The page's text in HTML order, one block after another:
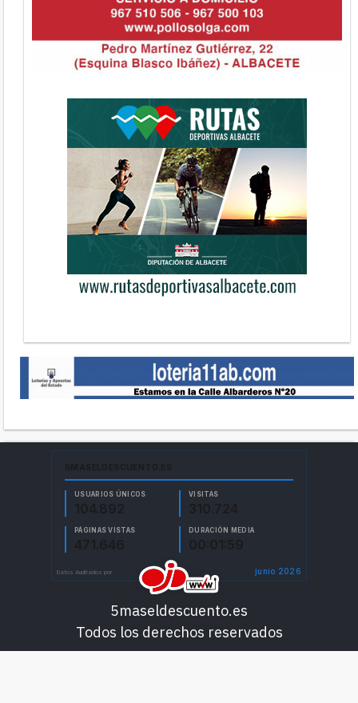
5maseldescuento.es
Todos los derechos reservados